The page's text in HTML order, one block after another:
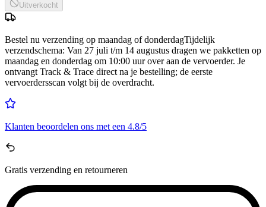
Uitverkocht
Bestel nu verzending op maandag of donderdagTijdelijk
verzendschema: Van 27 juli t/m 14 augustus dragen we pakketten op
maandag en donderdag om 10:00 uur over aan de vervoerder. Je
ontvangt Track & Trace direct na je bestelling; de eerste
vervoerdersscan volgt bij de overdracht.
Klanten beoordelen ons met een 4.8/5
Gratis verzending en retourneren